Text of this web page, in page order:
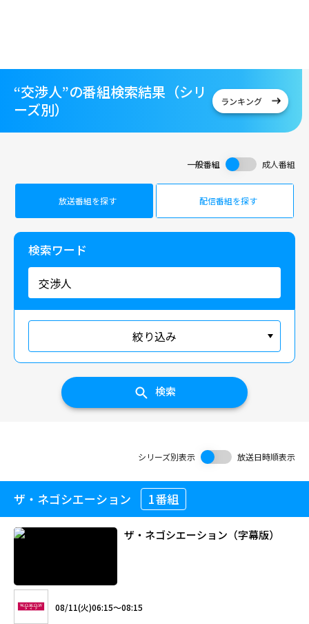
“交渉人”の番組検索結果（シリ
ーズ別）
ランキング
一般番組 成人番組
放送番組を探す 配信番組を探す
検索ワード
絞り込み
検索
シリーズ別表示 放送日時順表示
ザ・ネゴシエーション 1番組
ザ・ネゴシエーション（字幕版）
08/11(火)06:15～08:15